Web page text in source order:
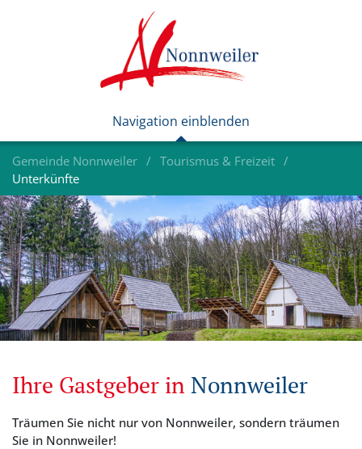
Gemeinde Nonnweiler
Tourismus & Freizeit
Unterkünfte
Ihre Gastgeber inNonnweiler
Träumen Sie nicht nur von Nonnweiler, sondern träumen
Sie in Nonnweiler!